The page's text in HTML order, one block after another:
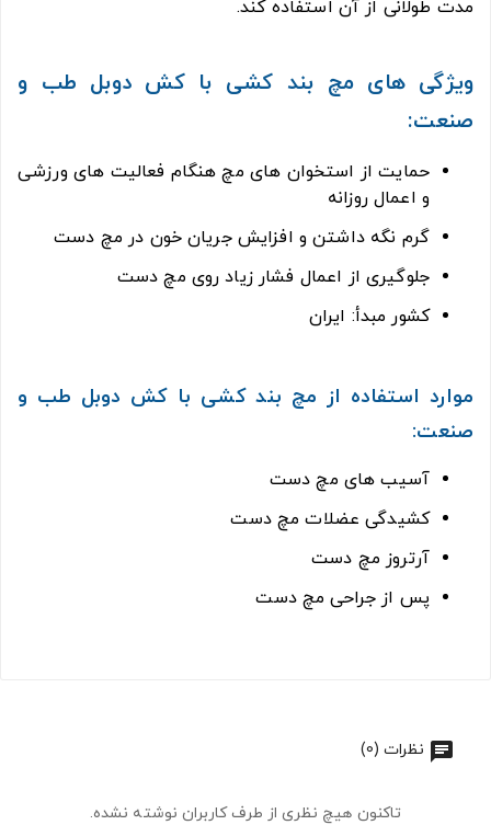
مدت طولانی از آن استفاده کند.
ویژگی های مچ بند کشی با کش دوبل طب و
صنعت:
حمایت از استخوان های مچ هنگام فعالیت های ورزشی
و اعمال روزانه
گرم نگه داشتن و افزایش جریان خون در مچ دست
جلوگیری از اعمال فشار زیاد روی مچ دست
کشور مبدأ: ایران
موارد استفاده از مچ بند کشی با کش دوبل طب و
صنعت:
آسیب های مچ دست
کشیدگی عضلات مچ دست
آرتروز مچ دست
پس از جراحی مچ دست
نظرات (0)
تاکنون هیچ نظری از طرف کاربران نوشته نشده.